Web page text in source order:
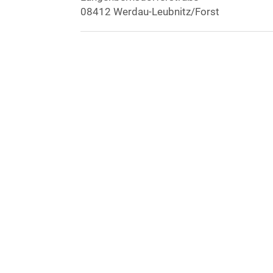
08412 Werdau-Leubnitz/Forst